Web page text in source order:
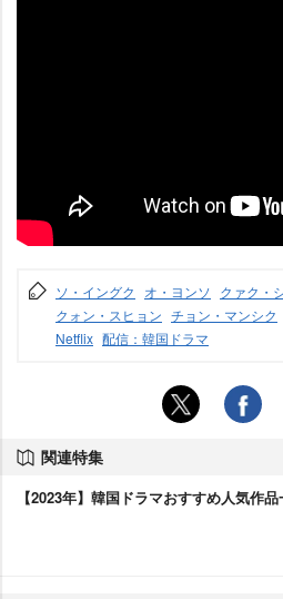
ソ・イングク オ・ヨンソ クァク・
クォン・スヒョン チョン・マンシク
Netflix 配信：韓国ドラマ
関連特集
【2023年】韓国ドラマおすすめ人気作